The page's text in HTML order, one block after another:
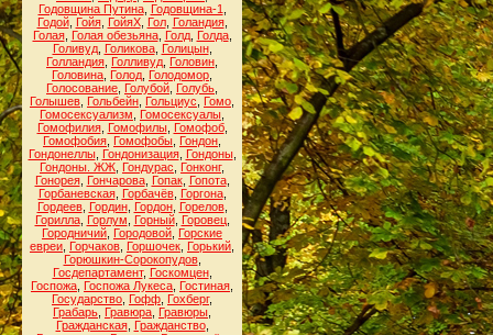
Годовщина Путина, Годовщина-1
Годой, Гойя, ГойяХ, Гол, Голандия,
Голая, Голая обезьяна, Голд, Голда,
Голивуд, Голикова, Голицын,
Голландия Голливуд Головин
Головина Голод Голодомор
Голосование Голубой Голубь
Голышев Гольбейн Гольциус Гомо
Гомосексуализм
Гомосексуалы
Гомофилия, Гомофилы, Гомофоб,
Гомофобия Гомофобы Гондон
Гондонеллы, Гондонизация, Гондоны,
Гондоны. ЖЖ Гондурас Гонконг,
Гонорея, Гончарова, Гопак, Гопота,
Горбаневская, Горбачёв, Горгона,
Гордеев, Гордин, Гордон, Горелов,
Горилла, Горлум Горный, Горовец,
Городничий Городовой Горские
евреи Горчаков Горшочек Горький
Горюшкин-Сорокопудов,
Госдепартамент, Госкомцен,
Госпожа Госпожа Лукеса Гостиная
Государство Гофф Гохберг,
Грабарь Гравюра Гравюры
Гражданская, Гражданство,